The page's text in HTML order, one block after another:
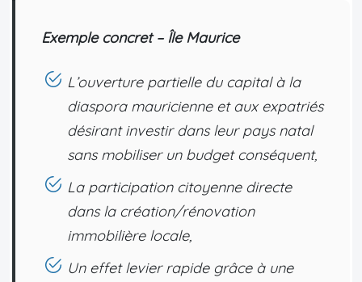
Exemple concret – Île Maurice
L’ouverture partielle du capital à la
diaspora mauricienne et aux expatriés
désirant investir dans leur pays natal
sans mobiliser un budget conséquent,
La participation citoyenne directe
dans la création/rénovation
immobilière locale,
Un effet levier rapide grâce à une